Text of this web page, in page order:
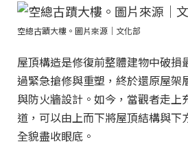
空總古蹟大樓。圖片來源｜文化部
屋頂構造是修復前整體建物中破損
過緊急搶修與重塑，終於還原屋架
與防火牆設計。如今，當觀者走上
道，可以由上而下將屋頂結構與下
全貌盡收眼底。